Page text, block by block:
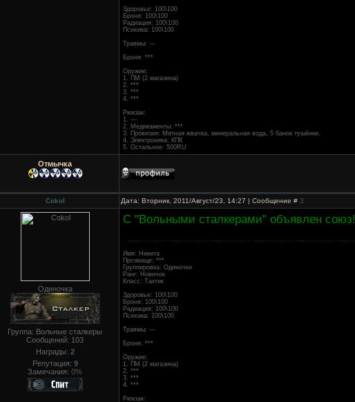
Здоровье: 100\100
Броня: 100\100
Радиация: 100\100
Психика: 100\100
Травмы: ---
Броня: ***
Оружие:
1. ПМ (2 магазина)
2. ***
3. ***
4. ***
Рюкзак:
1. ---
2. Медикаменты: ***
3. Провизия: Мятная жвачка, минеральная вода, 5 банок тушёнки.
4. Электроника: КПК
5. Остальное: 500RU
Отмычка
Cokol Дата: Вторник, 2011/Август/23, 14:27 | Сообщение # 3
Одиночка
Группа: Вольные сталкеры
Сообщений: 103
Награды: 2
Репутация: 9
Замечания: 0%
С "Вольными сталкерами" объявлен союз!
Имя: Никита
Прозвище: ***
Группировка: Одиночки
Ранг: Новичок
Класс: Тактик
Здоровье: 100\100
Броня: 100\100
Радиация: 100\100
Психика: 100\100
Травмы: ---
Броня: ***
Оружие:
1. ПМ (2 магазина)
2. ***
3. ***
4. ***
Рюкзак: